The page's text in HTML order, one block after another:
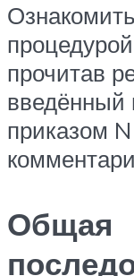
прочитав
введённый
приказом
Общая